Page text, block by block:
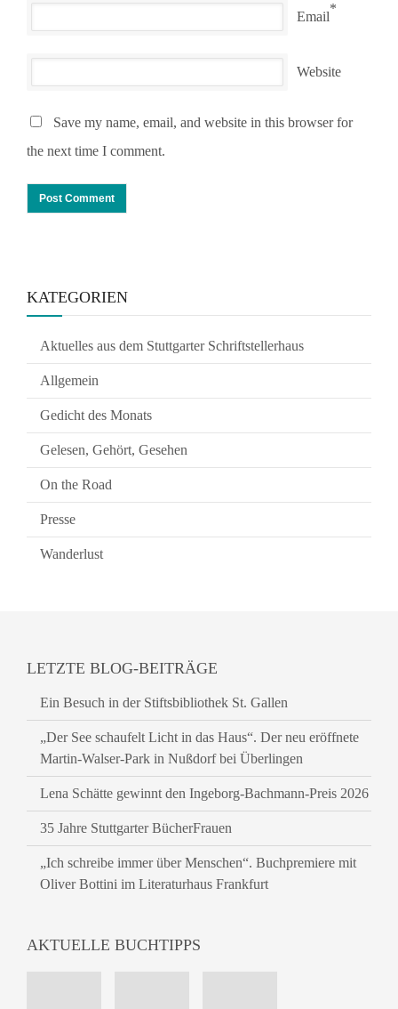
Email
*
Website
Save my name, email, and website in this browser for
the next time I comment.
KATEGORIEN
Aktuelles aus dem Stuttgarter Schriftstellerhaus
Allgemein
Gedicht des Monats
Gelesen, Gehört, Gesehen
On the Road
Presse
Wanderlust
LETZTE BLOG-BEITRÄGE
Ein Besuch in der Stiftsbibliothek St. Gallen
„Der See schaufelt Licht in das Haus“. Der neu eröffnete
Martin-Walser-Park in Nußdorf bei Überlingen
Lena Schätte gewinnt den Ingeborg-Bachmann-Preis 2026
35 Jahre Stuttgarter BücherFrauen
„Ich schreibe immer über Menschen“. Buchpremiere mit
Oliver Bottini im Literaturhaus Frankfurt
AKTUELLE BUCHTIPPS